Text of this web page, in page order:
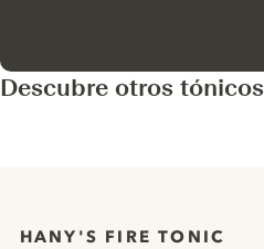
Descubre otros tónicos
HANY'S FIRE TONIC